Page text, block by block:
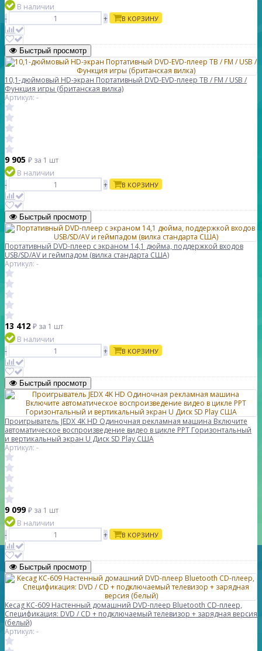
В наличии
-
+ В КОРЗИНУ
Быстрый просмотр
10,1-дюймовый HD-экран Портативный DVD-EVD-плеер ТВ / FM / USB /
Функция игры (британская вилка)
Артикул: -
9 905 ₽ за 1 шт
В наличии
-
+ В КОРЗИНУ
Быстрый просмотр
Портативный DVD-плеер с экраном 14,1 дюйма, поддержкой входов
USB/SD/AV и геймпадом (вилка стандарта США)
Артикул: -
13 412 ₽ за 1 шт
В наличии
-
+ В КОРЗИНУ
Быстрый просмотр
Проигрыватель JEDX 4K HD Одиночная рекламная машина Включите
автоматическое воспроизведение видео в цикле PPT Горизонтальный
и вертикальный экран U Диск SD Play США
Артикул: -
9 099₽ за 1 шт
В наличии
-
+ В КОРЗИНУ
Быстрый просмотр
Kecag KC-609 Настенный домашний DVD-плеер Bluetooth CD-плеер,
Спецификация: DVD / CD + подключаемый телевизор + зарядная версия
(белый)
Артикул: -